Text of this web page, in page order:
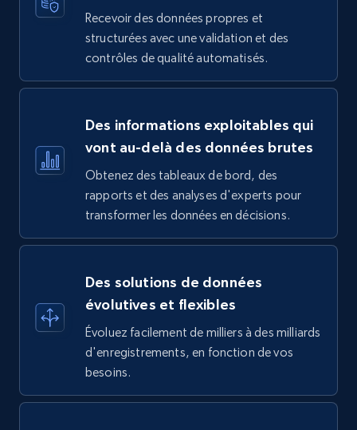
Recevoir des données propres et
structurées avec une validation et des
contrôles de qualité automatisés.
Des informations exploitables qui
vont au-delà des données brutes
Obtenez des tableaux de bord, des
rapports et des analyses d'experts pour
transformer les données en décisions.
Des solutions de données
évolutives et flexibles
Évoluez facilement de milliers à des milliards
d'enregistrements, en fonction de vos
besoins.